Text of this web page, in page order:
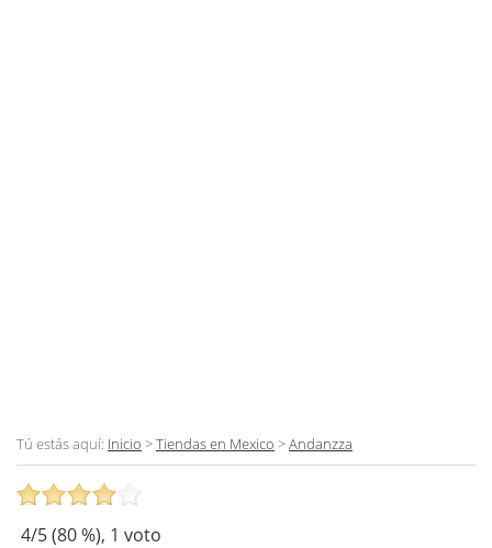
Tú estás aquí: Inicio >Tiendas en Mexico >Andanzza
4/5 (80%), 1 voto